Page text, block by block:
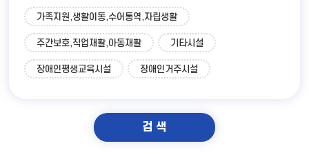
가족지원,생활이동,수어통역,자립생활
주간보호,직업재활,아동재활 기타시설
장애인평생교육시설 장애인거주시설
검 색